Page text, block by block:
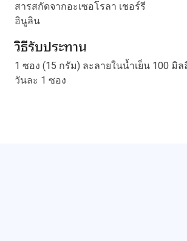
สารสกัดจากอะเซอโรลา เชอร์รี
อินูลิน
วิธีรับประทาน
1 ซอง (15 กรัม) ละลายในน้ำเย็น 100 มิ
วันละ 1 ซอง